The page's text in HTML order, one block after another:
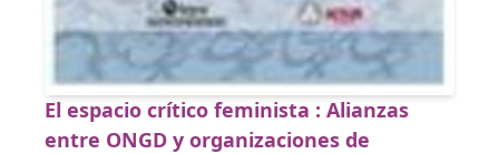
El espacio crítico feminista : Alianzas
entre ONGD y organizaciones de